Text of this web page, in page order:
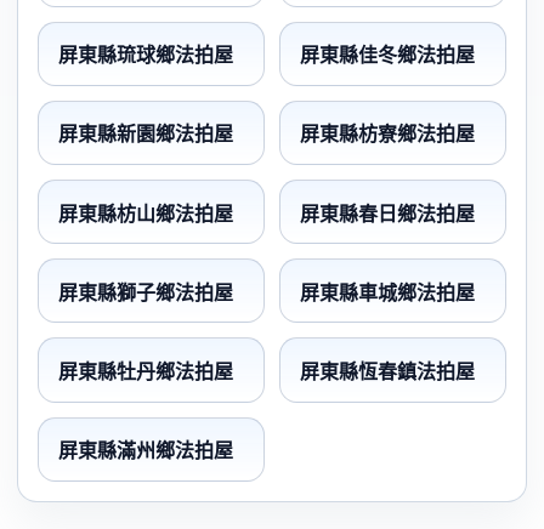
屏東縣琉球鄉法拍屋 屏東縣佳冬鄉法拍屋
屏東縣新園鄉法拍屋 屏東縣枋寮鄉法拍屋
屏東縣枋山鄉法拍屋 屏東縣春日鄉法拍屋
屏東縣獅子鄉法拍屋 屏東縣車城鄉法拍屋
屏東縣牡丹鄉法拍屋 屏東縣恆春鎮法拍屋
屏東縣滿州鄉法拍屋